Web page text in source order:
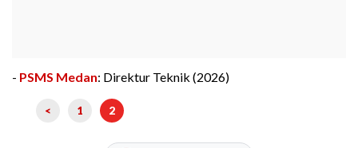
- PSMS Medan: Direktur Teknik (2026)
< 1 2